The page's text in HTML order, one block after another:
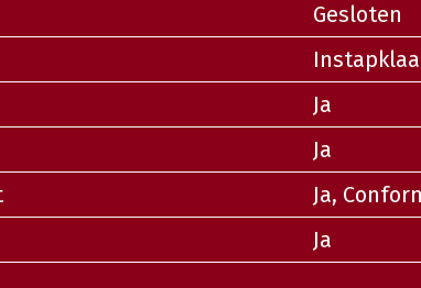
Gesloten
Ja
Ja
Ja,
Ja